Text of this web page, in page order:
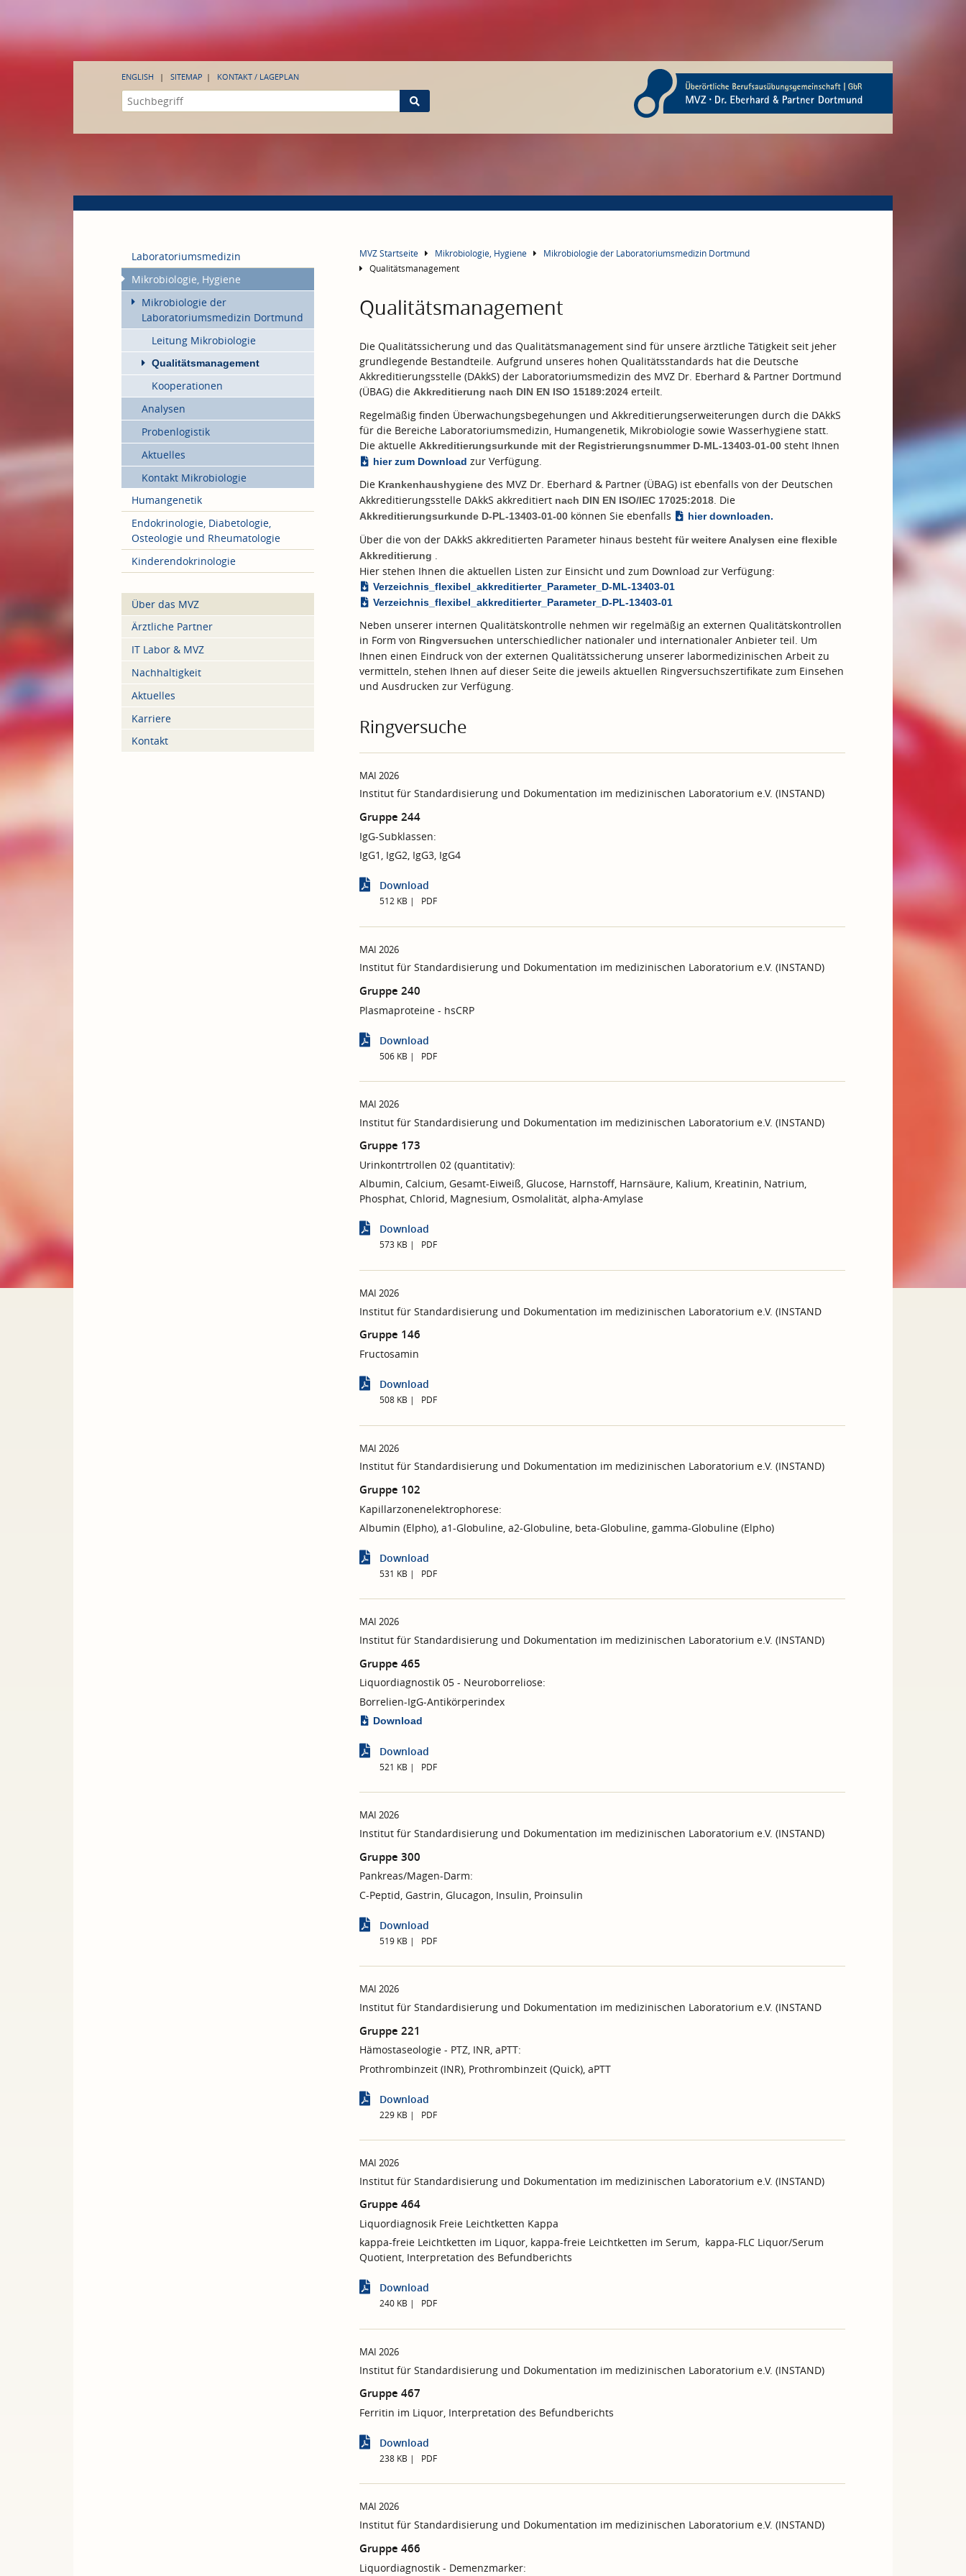
ENGLISH SITEMAP KONTAKT / LAGEPLAN
Laboratoriumsmedizin
Mikrobiologie, Hygiene
Mikrobiologie der
Laboratoriumsmedizin Dortmund
Leitung Mikrobiologie
Qualitätsmanagement
Kooperationen
Analysen
Probenlogistik
Aktuelles
Kontakt Mikrobiologie
Humangenetik
Endokrinologie, Diabetologie,
Osteologie und Rheumatologie
Kinderendokrinologie
Über das MVZ
Ärztliche Partner
IT Labor & MVZ
Nachhaltigkeit
Aktuelles
Karriere
Kontakt
MVZ Startseite Mikrobiologie, Hygiene
Mikrobiologie der Laboratoriumsmedizin Dortmund
Qualitätsmanagement
Qualitätsmanagement
Die Qualitätssicherung und das Qualitätsmanagement sind für unsere ärztliche Tätigkeit seit jeher
grundlegende Bestandteile. Aufgrund unseres hohen Qualitätsstandards hat die Deutsche
Akkreditierungsstelle (DAkkS) der Laboratoriumsmedizin des MVZ Dr. Eberhard & Partner Dortmund
(ÜBAG) die Akkreditierung nach DIN EN ISO 15189:2024erteilt.
Regelmäßig finden Überwachungsbegehungen und Akkreditierungserweiterungen durch die DAkkS
für die Bereiche Laboratoriumsmedizin, Humangenetik, Mikrobiologie sowie Wasserhygiene statt.
Die aktuelle Akkreditierungsurkunde mit der Registrierungsnummer D-ML-13403-01-00steht Ihnen
hier zum Download zur Verfügung.
Die Krankenhaushygienedes MVZ Dr. Eberhard & Partner (ÜBAG) ist ebenfalls von der Deutschen
Akkreditierungsstelle DAkkS akkreditiert nach DIN EN ISO/IEC 17025:2018. Die
Akkreditierungsurkunde D-PL-13403-01-00können Sie ebenfalls hier downloaden.
Über die von der DAkkS akkreditierten Parameter hinaus besteht für weitere Analysen eine flexible
Akkreditierung
Hier stehen Ihnen die aktuellen Listen zur Einsicht und zum Download zur Verfügung:
Verzeichnis_flexibel_akkreditierter_Parameter_D-ML-13403-01
Verzeichnis_flexibel_akkreditierter_Parameter_D-PL-13403-01
Neben unserer internen Qualitätskontrolle nehmen wir regelmäßig an externen Qualitätskontrollen
in Form von Ringversuchen unterschiedlicher nationaler und internationaler Anbieter teil. Um
Ihnen einen Eindruck von der externen Qualitätssicherung unserer labormedizinischen Arbeit zu
vermitteln, stehen Ihnen auf dieser Seite die jeweils aktuellen Ringversuchszertifikate zum Einsehen
und Ausdrucken zur Verfügung.
Ringversuche
MAI 2026
Institut für Standardisierung und Dokumentation im medizinischen Laboratorium e.V. (INSTAND)
Gruppe 244
IgG-Subklassen:
IgG1, IgG2, IgG3, IgG4
Download
512 KB PDF
MAI 2026
Institut für Standardisierung und Dokumentation im medizinischen Laboratorium e.V. (INSTAND)
Gruppe 240
Plasmaproteine - hsCRP
Download
506 KB PDF
MAI 2026
Institut für Standardisierung und Dokumentation im medizinischen Laboratorium e.V. (INSTAND)
Gruppe 173
Urinkontrtrollen 02 (quantitativ):
Albumin, Calcium, Gesamt-Eiweiß, Glucose, Harnstoff, Harnsäure, Kalium, Kreatinin, Natrium,
Phosphat, Chlorid, Magnesium, Osmolalität, alpha-Amylase
Download
573 KB PDF
MAI 2026
Institut für Standardisierung und Dokumentation im medizinischen Laboratorium e.V. (INSTAND
Gruppe 146
Fructosamin
Download
508 KB PDF
MAI 2026
Institut für Standardisierung und Dokumentation im medizinischen Laboratorium e.V. (INSTAND)
Gruppe 102
Kapillarzonenelektrophorese:
Albumin (Elpho), a1-Globuline, a2-Globuline, beta-Globuline, gamma-Globuline (Elpho)
Download
531 KB PDF
MAI 2026
Institut für Standardisierung und Dokumentation im medizinischen Laboratorium e.V. (INSTAND)
Gruppe 465
Liquordiagnostik 05 - Neuroborreliose:
Borrelien-IgG-Antikörperindex
Download
Download
521 KB PDF
MAI 2026
Institut für Standardisierung und Dokumentation im medizinischen Laboratorium e.V. (INSTAND)
Gruppe 300
Pankreas/Magen-Darm:
C-Peptid, Gastrin, Glucagon, Insulin, Proinsulin
Download
519 KB PDF
MAI 2026
Institut für Standardisierung und Dokumentation im medizinischen Laboratorium e.V. (INSTAND
Gruppe 221
Hämostaseologie - PTZ, INR, aPTT:
Prothrombinzeit (INR), Prothrombinzeit (Quick), aPTT
Download
229 KB PDF
MAI 2026
Institut für Standardisierung und Dokumentation im medizinischen Laboratorium e.V. (INSTAND)
Gruppe 464
Liquordiagnosik Freie Leichtketten Kappa
kappa-freie Leichtketten im Liquor, kappa-freie Leichtketten im Serum, kappa-FLC Liquor/Serum
Quotient, Interpretation des Befundberichts
Download
240 KB PDF
MAI 2026
Institut für Standardisierung und Dokumentation im medizinischen Laboratorium e.V. (INSTAND)
Gruppe 467
Ferritin im Liquor, Interpretation des Befundberichts
Download
238 KB PDF
MAI 2026
Institut für Standardisierung und Dokumentation im medizinischen Laboratorium e.V. (INSTAND)
Gruppe 466
Liquordiagnostik - Demenzmarker: